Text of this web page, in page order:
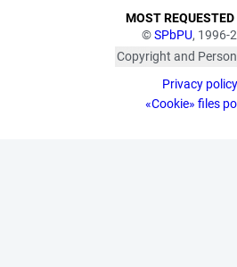
©SPbPU, 1996-
Copyright and
published with
consent of the
Privacy policy
«Cookie» files
MOST